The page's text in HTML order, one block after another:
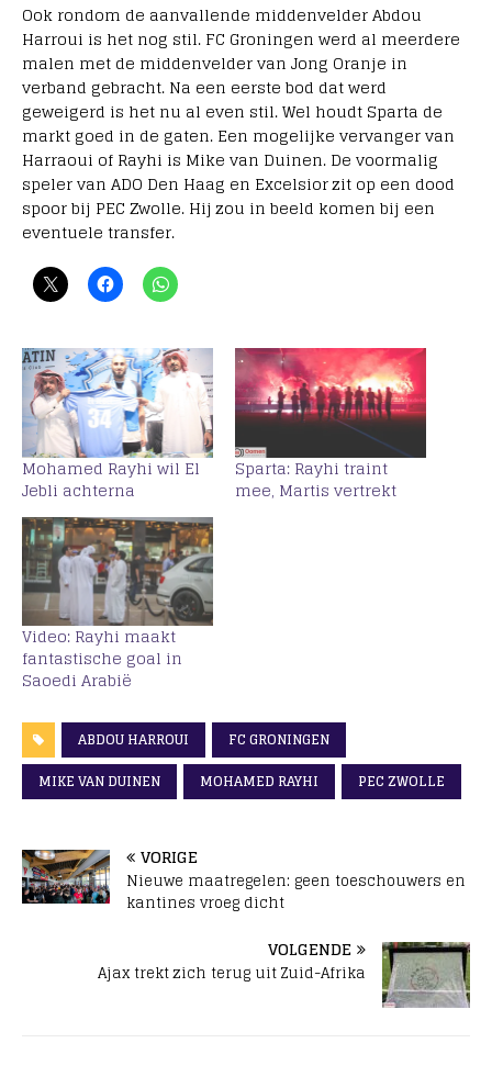
Ook rondom de aanvallende middenvelder Abdou
Harroui is het nog stil. FC Groningen werd al meerdere
malen met de middenvelder van Jong Oranje in
verband gebracht. Na een eerste bod dat werd
geweigerd is het nu al even stil. Wel houdt Sparta de
markt goed in de gaten. Een mogelijke vervanger van
Harraoui of Rayhi is Mike van Duinen. De voormalig
speler van ADO Den Haag en Excelsior zit op een dood
spoor bij PEC Zwolle. Hij zou in beeld komen bij een
eventuele transfer.
Mohamed Rayhi wil El
Jebli achterna
Sparta: Rayhi traint
mee, Martis vertrekt
Video: Rayhi maakt
fantastische goal in
Saoedi Arabië
ABDOU HARROUI
FC GRONINGEN
MIKE VAN DUINEN
MOHAMED RAYHI PEC ZWOLLE
VORIGE
Nieuwe maatregelen: geen toeschouwers en
kantines vroeg dicht
VOLGENDE
Ajax trekt zich terug uit Zuid-Afrika